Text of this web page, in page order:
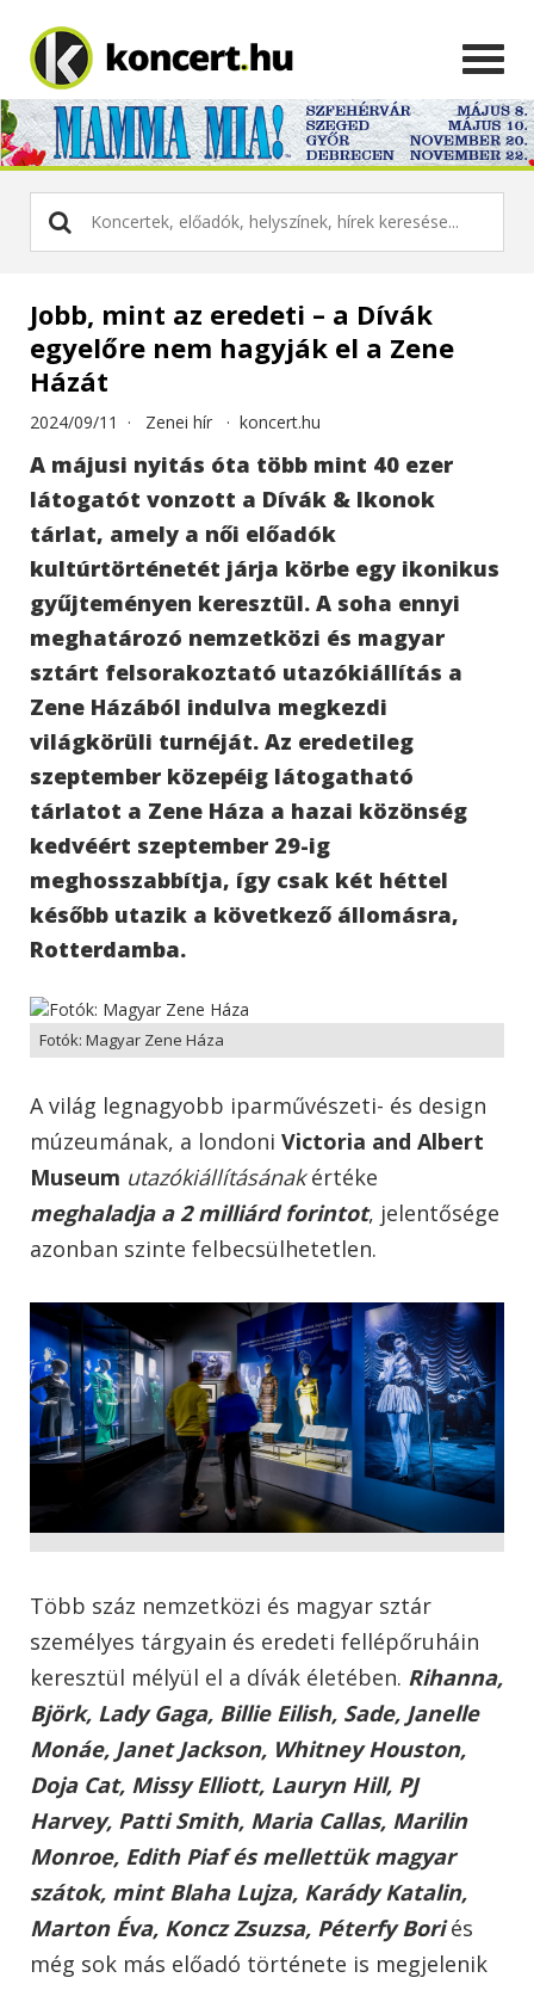
Jobb, mint az eredeti – a Dívák
egyelőre nem hagyják el a Zene
Házát
2024/09/11 · Zenei hír · koncert.hu
A májusi nyitás óta több mint 40 ezer
látogatót vonzott a Dívák & Ikonok
tárlat, amely a női előadók
kultúrtörténetét járja körbe egy ikonikus
gyűjteményen keresztül. A soha ennyi
meghatározó nemzetközi és magyar
sztárt felsorakoztató utazókiállítás a
Zene Házából indulva megkezdi
világkörüli turnéját. Az eredetileg
szeptember közepéig látogatható
tárlatot a Zene Háza a hazai közönség
kedvéért szeptember 29-ig
meghosszabbítja, így csak két héttel
később utazik a következő állomásra,
Rotterdamba.
Fotók: Magyar Zene Háza
A világ legnagyobb iparművészeti- és design
múzeumának, a londoni Victoria and Albert
Museum utazókiállításánakértéke
meghaladja a 2 milliárd forintot, jelentősége
azonban szinte felbecsülhetetlen.
Több száz nemzetközi és magyar sztár
személyes tárgyain és eredeti fellépőruháin
keresztül mélyül el a dívák életében. Rihanna,
Björk, Lady Gaga, Billie Eilish, Sade, Janelle
Monáe, Janet Jackson, Whitney Houston,
Doja Cat, Missy Elliott, Lauryn Hill, PJ
Harvey, Patti Smith, Maria Callas, Marilin
Monroe, Edith Piaf és mellettük magyar
szátok, mint Blaha Lujza, Karády Katalin,
Marton Éva, Koncz Zsuzsa, Péterfy Boriés
még sok más előadó története is megjelenik